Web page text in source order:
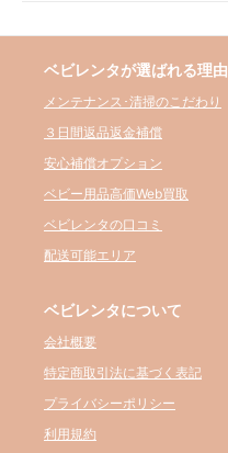
ベビレンタが選ばれる理由
メンテナンス･清掃のこだわり
３日間返品返金補償
安心補償オプション
ベビー用品高価Web買取
ベビレンタの口コミ
配送可能エリア
ベビレンタについて
会社概要
特定商取引法に基づく表記
プライバシーポリシー
利用規約